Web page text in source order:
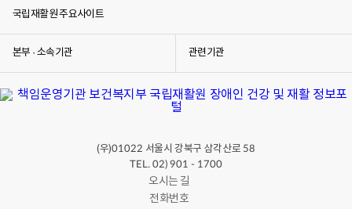
국립재활원 주요사이트
본부 · 소속기관 관련기관
(우)01022 서울시 강북구 삼각산로 58
TEL. 02) 901 - 1700
오시는 길
전화번호